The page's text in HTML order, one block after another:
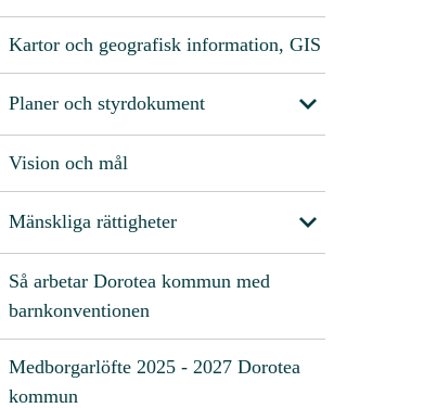
Kartor och geografisk information, GIS
Planer och styrdokument
Vision och mål
Mänskliga rättigheter
Så arbetar Dorotea kommun med
barnkonventionen
Medborgarlöfte 2025 - 2027 Dorotea
kommun